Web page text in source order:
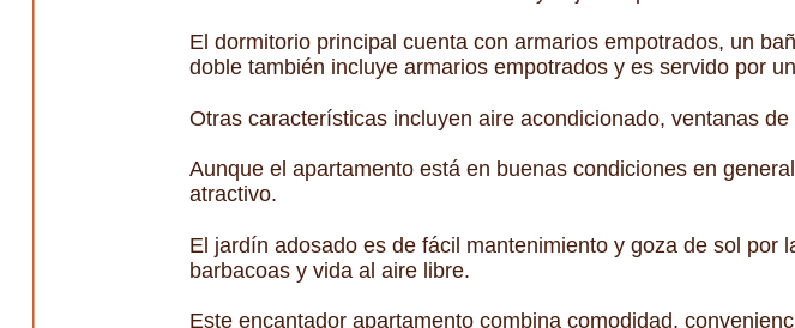
El dormitorio principal cuenta con armarios empotrados, un
doble también incluye armarios empotrados y es servido por
Otras características incluyen aire acondicionado, ventanas
Aunque el apartamento está en buenas condiciones en
atractivo.
El jardín adosado es de fácil mantenimiento y goza de sol
barbacoas y vida al aire libre.
Este encantador apartamento combina comodidad,